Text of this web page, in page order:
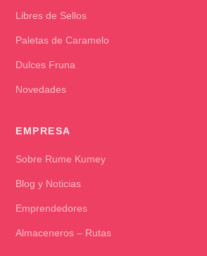
Libres de Sellos
Paletas de Caramelo
Dulces Fruna
Novedades
EMPRESA
Sobre Rume Kumey
Blog y Noticias
Emprendedores
Almaceneros – Rutas